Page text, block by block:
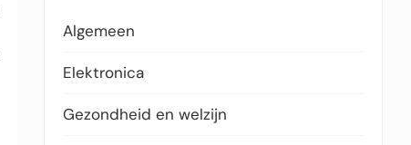
Algemeen
Elektronica
Gezondheid en welzijn